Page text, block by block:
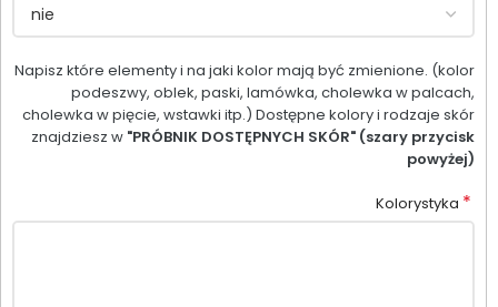
Napisz które elementy i na jaki kolor mają być zmienione. (kolor
podeszwy, oblek, paski, lamówka, cholewka w palcach,
cholewka w pięcie, wstawki itp.) Dostępne kolory i rodzaje skór
znajdziesz w "PRÓBNIK DOSTĘPNYCH SKÓR" (szary przycisk
powyżej)
Kolorystyka *